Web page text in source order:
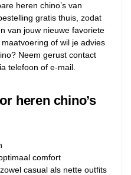
heren chino’s van
gratis thuis, zodat
van jouw nieuwe favoriete
of wil je advies
Neem gerust contact
telefoon of e-mail.
heren chino’s
comfort
casual als nette outfits